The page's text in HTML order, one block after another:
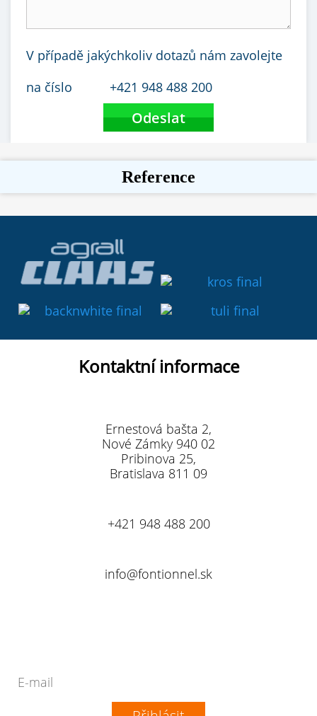
V případě jakýchkoliv dotazů nám zavolejte
na číslo
+421 948 488 200
Reference
Kontaktní informace
Ernestová bašta 2,
Nové Zámky 940 02
Pribinova 25,
Bratislava 811 09
+421 948 488 200
info@fontionnel.sk